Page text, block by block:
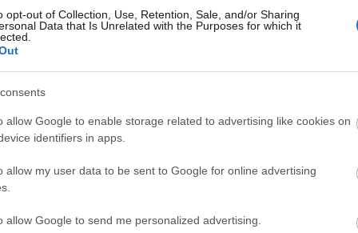
opt-out of Collection, Use, Retention, Sale, and/or Sharing
Data that Is Unrelated with the Purposes for which it
allow Google to enable storage related to advertising like cookies on
identifiers in apps.
allow my user data to be sent to Google for online advertising
allow Google to send me personalized advertising.